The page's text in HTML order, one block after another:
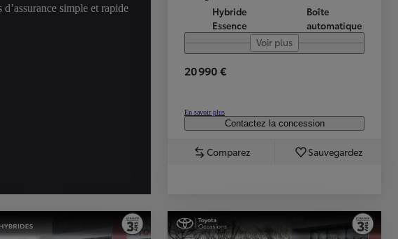
d’assurance simple et rapide
Hybride
Essence
Boîte
automatique
Voir plus
20 990 €
En savoir plus
Contactez la concession
Comparez Sauvegardez